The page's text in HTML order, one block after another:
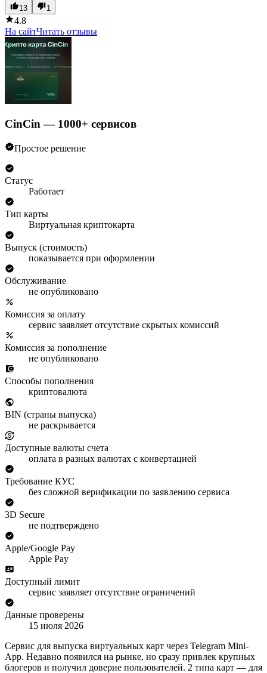
13 1
4.8
На сайтЧитать отзывы
CinCin — 1000+ сервисов
Простое решение
Статус
Работает
Тип карты
Виртуальная криптокарта
Выпуск (стоимость)
показывается при оформлении
Обслуживание
не опубликовано
Комиссия за оплату
сервис заявляет отсутствие скрытых комиссий
Комиссия за пополнение
не опубликовано
Способы пополнения
криптовалюта
BIN (страны выпуска)
не раскрывается
Доступные валюты счета
оплата в разных валютах с конвертацией
Требование КУС
без сложной верификации по заявлению сервиса
3D Secure
не подтверждено
Apple/Google Pay
Apple Pay
Доступный лимит
сервис заявляет отсутствие ограничений
Данные проверены
15 июля 2026
Сервис для выпуска виртуальных карт через Telegram Mini-
App. Недавно появился на рынке, но сразу привлек крупных
блогеров и получил доверие пользователей. 2 типа карт — для